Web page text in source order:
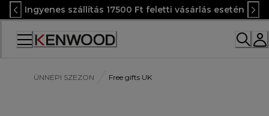
Skip
to
Content
Ingyenes szállítás 17500 Ft feletti vásárlás esetén
Accessibility
ÜNNEPI SZEZON Free gifts UK